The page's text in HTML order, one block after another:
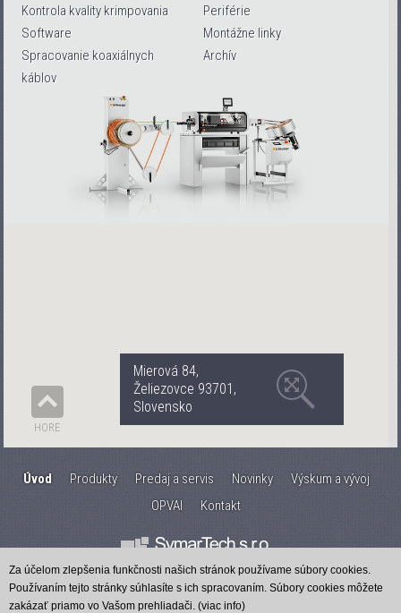
Kontrola kvality krimpovania
Software
Spracovanie koaxiálnych
káblov
Periférie
Montážne linky
Archív
Mierová 84,
Želiezovce 93701,
Slovensko
HORE
Úvod Produkty Predaj a servis Novinky
Výskum a vývoj
OPVAI
Kontakt
Created by IT PROFI Servis s.r.o.
Copyright © 2017 www.symartech.sk
Za účelom zlepšenia funkčnosti našich stránok používame súbory cookies.
Používaním tejto stránky súhlasíte s ich spracovaním. Súbory cookies môžete
zakázať priamo vo Vašom prehliadači. (viac info)